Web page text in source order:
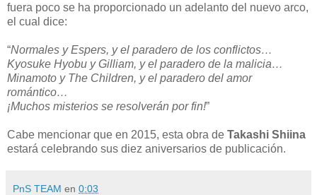
fuera poco se ha proporcionado un adelanto del nuevo arco,
el cual dice:
“Normales y Espers, y el paradero de los conflictos…
Kyosuke Hyobu y Gilliam, y el paradero de la malicia…
Minamoto y The Children, y el paradero del amor
romántico…
¡Muchos misterios se resolverán por fin!”
Cabe mencionar que en 2015, esta obra de Takashi Shiina
estará celebrando sus diez aniversarios de publicación.
PnS TEAM en 0:03